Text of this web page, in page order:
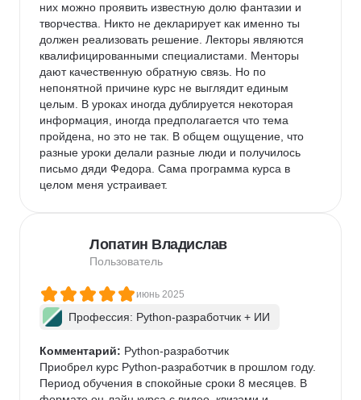
них можно проявить известную долю фантазии и
творчества. Никто не декларирует как именно ты
должен реализовать решение. Лекторы являются
квалифицированными специалистами. Менторы
дают качественную обратную связь. Но по
непонятной причине курс не выглядит единым
целым. В уроках иногда дублируется некоторая
информация, иногда предполагается что тема
пройдена, но это не так. В общем ощущение, что
разные уроки делали разные люди и получилось
письмо дяди Федора. Сама программа курса в
целом меня устраивает.
Лопатин Владислав
Пользователь
июнь 2025
Профессия: Python-разработчик + ИИ
Комментарий: Python-разработчик
Приобрел курс Python-разработчик в прошлом году.
Период обучения в спокойные сроки 8 месяцев. В